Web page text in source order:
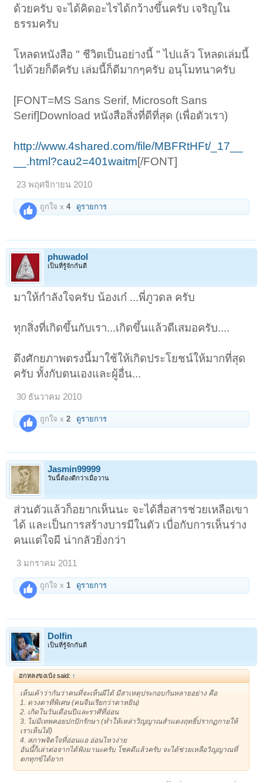
ด้วยครับ จะได้คิดอะไรได้กว้างขึ้นครับ เจริญใน
ธรรมครับ
โหลดหนังสือ " ชีวิตเป็นอย่างนี้ " ไปเเล้ว โหลดเล่มนี้
ไปด้วยก็ดีครับ เล่มนี้ก็ดีมากๆครับ อนุโมทนาครับ
[FONT=MS Sans Serif, Microsoft Sans
Serif]Download หนังสือสิ่งที่ดีที่สุด (เพื่อตัวเรา)
http://www.4shared.com/file/MBFRtHFt/_17__
__.html?cau2=401waitm[/FONT]
23 พฤศจิกายน 2010
ถูกใจ x4 ดูรายการ
phuwadol
เป็นที่รู้จักกันดี
มาให้กำลังใจครับ น้องเก๋ ...พี่ภูวดล ครับ
ทุกสิ่งที่เกิดขึ้นกับเรา...เกิดขึ้นแล้วดีเสมอครับ....
ดึงศักยภาพตรงนี้มาใช้ให้เกิดประโยชน์ให้มากที่สุด
ครับ ทั้งกับตนเองและผู้อื่น...
30 ธันวาคม 2010
ถูกใจ x2 ดูรายการ
Jasmin99999
วันนี้ต้องดีกว่าเมื่อวาน
ส่วนตัวแล้วก็อยากเห็นนะ จะได้สื่อสารช่วยเหลือเขา
ได้ และเป็นการสร้างบารมีในตัว เบื่อกับการเห็นร่าง
คนแต่ใจผี น่ากลัวยิ่งกว่า
3 มกราคม 2011
ถูกใจ x1 ดูรายการ
Dolfin
เป็นที่รู้จักกันดี
ฮกหลงขงเบ้ง said: ↑
เห็นเค้าว่ากันว่าคนที่จะเห็นผีได้ มีสาเหตุประกอบกันหลายอย่าง คือ
1. ดวงตาที่พิเศษ (คนจีนเรียกว่าตาหยิน)
2. เกิดในวันเดือนปีและราศีที่อ่อน
3. ไม่มีเทพคอยปกปักรักษา (ทำให้เหล่าวิญญาณสำแดงฤทธิ์ปรากฏกายให้
เราเห็นได้)
4. สภาพจิตใจที่อ่อนแอ อ่อนไหวง่าย
อันนี้ก็เล่าต่อจากได้ฟังมานะครับ โชคดีแล้วครับ จะได้ช่วยเหลือวิญญาณที่
ตกทุกข์ได้ยาก